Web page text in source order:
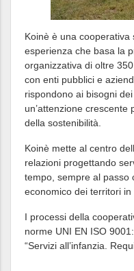
Koinè è una
esperienza che basa la
organizzativa di oltre
con enti pubblici e
rispondono ai bisogni
un’attenzione
della sostenibilità.
Koinè mette al centro
relazioni progettando
tempo, sempre al passo
economico dei territori in
I processi della
norme UNI EN ISO
“Servizi all’infanzia.